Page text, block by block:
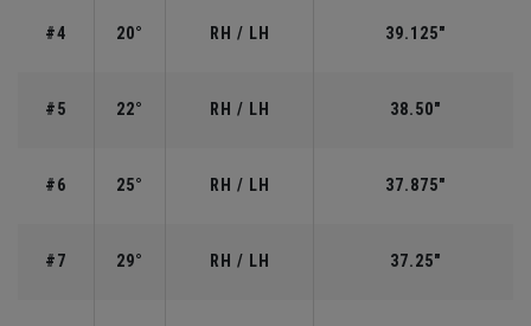
#4 20° RH / LH 39.125"
#5 22° RH / LH 38.50"
#6 25° RH / LH 37.875"
#7 29° RH / LH 37.25"